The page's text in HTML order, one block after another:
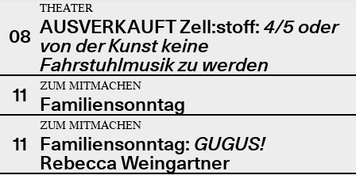
08
THEATER
AUSVERKAUFT Zell:stoff: 4/5 oder
von der Kunst keine
Fahrstuhlmusik zu werden
11
ZUM MITMACHEN
Familiensonntag
11
ZUM MITMACHEN
Familiensonntag: GUGUS!
Rebecca Weingartner